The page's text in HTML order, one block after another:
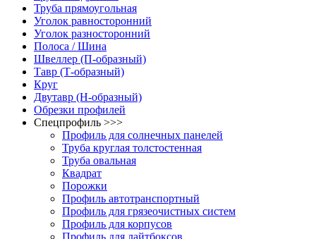
Труба прямоугольная
Уголок равносторонний
Уголок разносторонний
Полоса / Шина
Швеллер (П-образный)
Тавр (Т-образный)
Круг
Двутавр (H-образный)
Обрезки профилей
Спецпрофиль >>>
Профиль для солнечных панелей
Труба круглая толстостенная
Труба овальная
Квадрат
Порожки
Профиль автотранспортный
Профиль для грязеочистных систем
Профиль для корпусов